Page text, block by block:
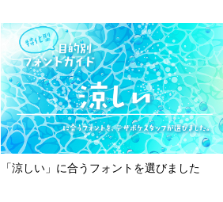
「涼しい」に合うフォントを選びました